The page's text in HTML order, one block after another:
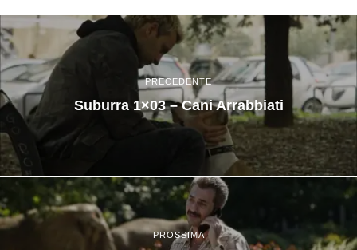
PRECEDENTE
Suburra 1×03 – Cani Arrabbiati
PROSSIMA